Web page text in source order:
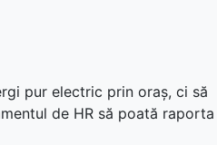
pur electric prin oraș, ci să
de HR să poată raporta